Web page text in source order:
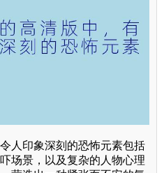
人印象深刻的恐怖元素包括
场景，以及复杂的人物心理